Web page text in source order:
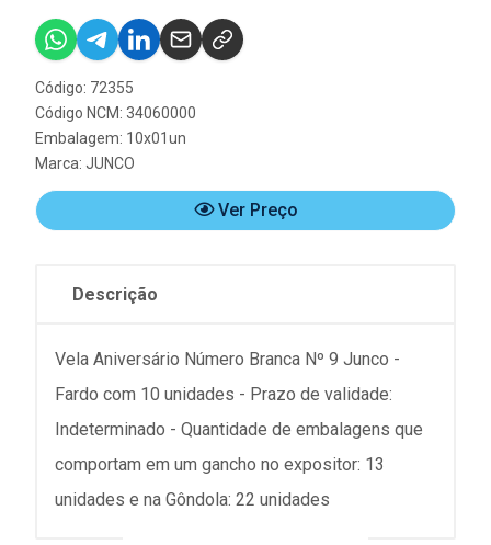
Código: 72355
Código NCM: 34060000
Embalagem: 10x01un
Marca: JUNCO
Ver Preço
Descrição
Vela Aniversário Número Branca Nº 9 Junco -
Fardo com 10 unidades - Prazo de validade:
Indeterminado - Quantidade de embalagens que
comportam em um gancho no expositor: 13
unidades e na Gôndola: 22 unidades